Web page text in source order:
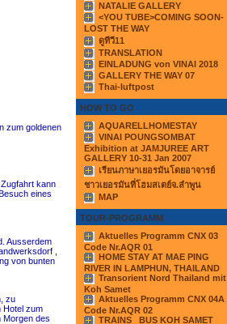
zum goldenen
kann
eines
Ausserdem
,
von bunten
zu
Hotel zum
Morgen des
NATALIE GALLERY
<YOU TUBE>COMING SOON-
LOST THE WAY
ดูทีวี11
TRANSLATION
EINLADUNG von VINAI 2018
GALLERY THE WAY 07
Thai-luftpost
HOW TO GO
AQUARELLHOMESTAY
VINAI POUNGSOMBAT
Exhibition at JAMJUREE ART
GALLERY 10-31 Jan 2007
เรียนภาษาเยอรมันโดยอาจารย์
ชาวเยอรมันที่โฮมสเตย์จ.ลำพูน
MAP
TOUR-PROGRAMM
Aktuelles Programm CNX 03
Code Nr.AQR 01
HOME STAY AT MAE PING
RIVER IN LAMPHUN, THAILAND
Transorient Nord Thailand mit
Koh Samet
Aktuelles Programm CNX 04A
Code Nr.AQR 02
TRAINS_ BUS KOH SAMET